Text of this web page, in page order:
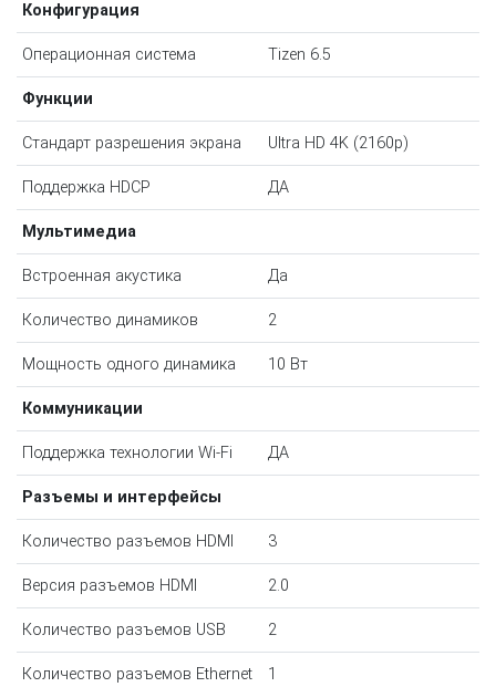
Конфигурация
Операционная система Tizen 6.5
Функции
Стандарт разрешения экрана Ultra HD 4K (2160p)
Поддержка HDCP ДА
Мультимедиа
Встроенная акустика Да
Количество динамиков 2
Мощность одного динамика 10 Вт
Коммуникации
Поддержка технологии Wi-Fi ДА
Разъемы и интерфейсы
Количество разъемов HDMI 3
Версия разъемов HDMI 2.0
Количество разъемов USB 2
Количество разъемов Ethernet 1